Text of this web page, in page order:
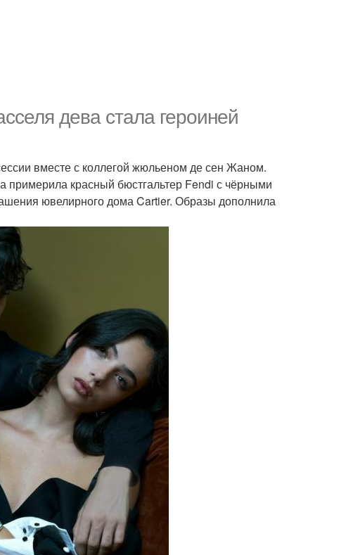
дева стала героиней
вместе с коллегой жюльеном де сен Жаном.
примерила красный бюстгальтер Fendi с чёрными
ювелирного дома Cartier. Образы дополнила